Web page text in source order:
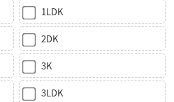
1LDK
2DK
3K
3LDK